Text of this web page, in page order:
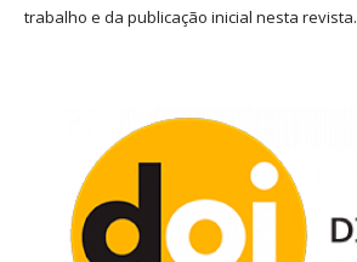
trabalho e da publicação inicial nesta revista.